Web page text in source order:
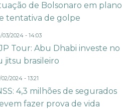
de Bolsonaro em plano
tentativa de golpe
03/2024 - 14:03
Tour: Abu Dhabi investe no
jitsu brasileiro
2024 - 13:21
4,3 milhões de segurados
fazer prova de vida